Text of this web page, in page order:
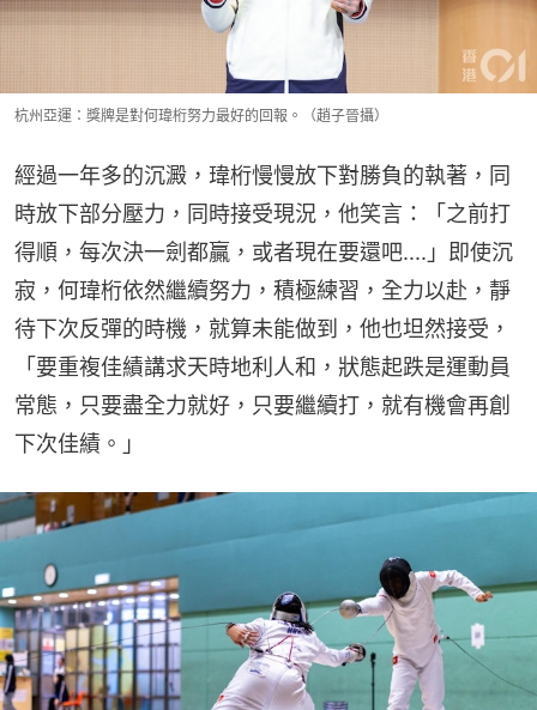
杭州亞運：獎牌是對何瑋桁努力最好的回報。（趙子晉攝）
經過一年多的沉澱，瑋桁慢慢放下對勝負的執著，同
時放下部分壓力，同時接受現況，他笑言：「之前打
得順，每次決一劍都贏，或者現在要還吧....」即使沉
寂，何瑋桁依然繼續努力，積極練習，全力以赴，靜
待下次反彈的時機，就算未能做到，他也坦然接受，
「要重複佳績講求天時地利人和，狀態起跌是運動員
常態，只要盡全力就好，只要繼續打，就有機會再創
下次佳績。」